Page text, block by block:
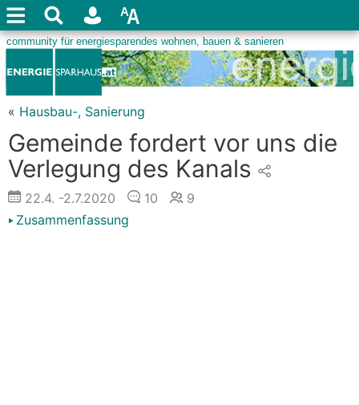
« Hausbau-, Sanierung
Gemeinde fordert vor uns die
Verlegung des Kanals
22.4. -2.7.2020 10
9
Zusammenfassung